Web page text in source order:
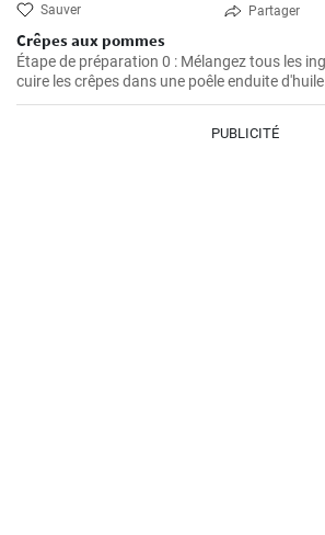
Sauver Partager
Crêpes aux pommes
Étape de préparation 0 : Mélangez tous les
cuire les crêpes dans une poêle enduite
PUBLICITÉ